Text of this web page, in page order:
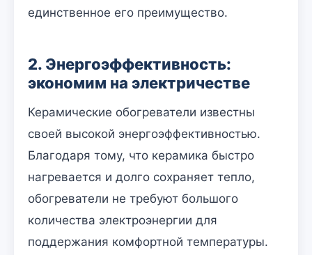
единственное его преимущество.
2. Энергоэффективность:
экономим на электричестве
Керамические обогреватели известны
своей высокой энергоэффективностью.
Благодаря тому, что керамика быстро
нагревается и долго сохраняет тепло,
обогреватели не требуют большого
количества электроэнергии для
поддержания комфортной температуры.